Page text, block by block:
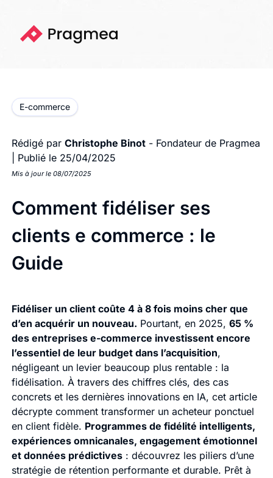
E-commerce
Rédigé par Christophe Binot- Fondateur de Pragmea
Publié le 25/04/2025
Mis à jour le 08/07/2025
Comment fidéliser ses
clients e commerce : le
Guide
Fidéliser un client coûte 4 à 8 fois moins cher que
d’en acquérir un nouveau. Pourtant, en 2025, 65 %
des entreprises e-commerce investissent encore
l’essentiel de leur budget dans l’acquisition,
négligeant un levier beaucoup plus rentable : la
fidélisation. À travers des chiffres clés, des cas
concrets et les dernières innovations en IA, cet article
décrypte comment transformer un acheteur ponctuel
en client fidèle. Programmes de fidélité intelligents,
expériences omnicanales, engagement émotionnel
et données prédictives: découvrez les piliers d’une
stratégie de rétention performante et durable. Prêt à